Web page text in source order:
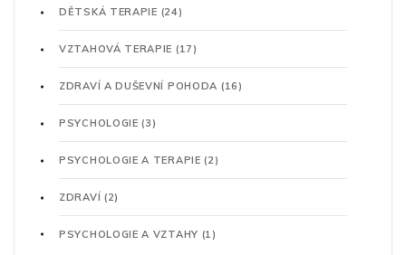
DĚTSKÁ TERAPIE (24)
VZTAHOVÁ TERAPIE (17)
ZDRAVÍ A DUŠEVNÍ POHODA (16)
PSYCHOLOGIE(3)
PSYCHOLOGIE A TERAPIE(2)
ZDRAVÍ (2)
PSYCHOLOGIE A VZTAHY (1)